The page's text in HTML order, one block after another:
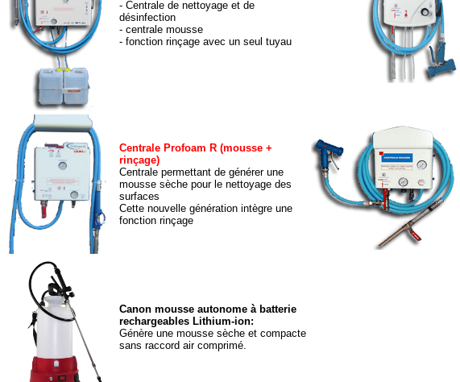
- Centrale de nettoyage et de
désinfection
- centrale mousse
- fonction rinçage avec un seul tuyau
Centrale Profoam R (mousse +
rinçage)
Centrale permettant de générer une
mousse sèche pour le nettoyage des
surfaces
Cette nouvelle génération intègre une
fonction rinçage
Canon mousse autonome à batterie
rechargeables Lithium-ion:
Génère une mousse sèche et compacte
sans raccord air comprimé.